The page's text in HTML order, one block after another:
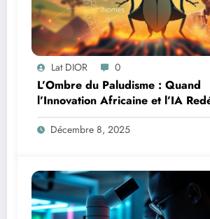
Lat DIOR 0
L’Ombre du Paludisme : Quand
l’Innovation Africaine et l’IA
la Lutte
Décembre 8, 2025